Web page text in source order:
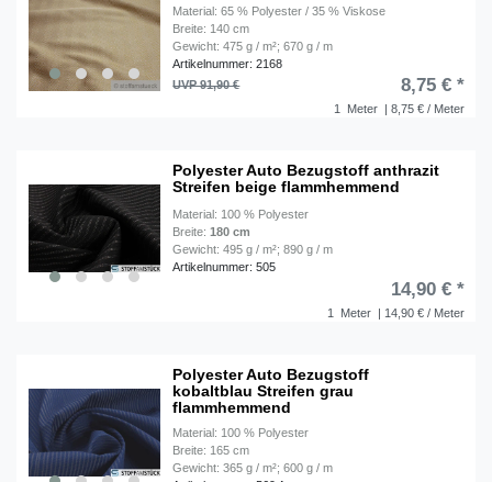
Material: 65 % Polyester / 35 % Viskose
Breite: 140 cm
Gewicht: 475 g / m²; 670 g / m
Artikelnummer: 2168
1 Meter | 8,75 € / Meter
UVP 91,90 € 8,75 € *
Polyester Auto Bezugstoff anthrazit
Streifen beige flammhemmend
Material: 100 % Polyester
Breite:180 cm
Gewicht: 495 g / m²; 890 g / m
Artikelnummer: 505
1 Meter | 14,90 € / Meter
14,90 € *
Polyester Auto Bezugstoff
kobaltblau Streifen grau
flammhemmend
Material: 100 % Polyester
Breite: 165 cm
Gewicht: 365 g / m²; 600 g / m